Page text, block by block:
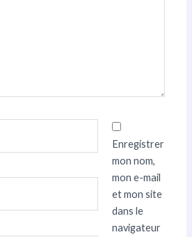
Enregistrer
mon nom,
mon e-mail
et mon site
dans le
navigateur